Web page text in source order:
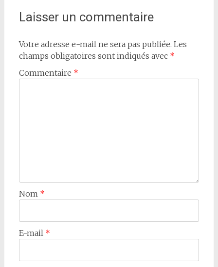
Laisser un commentaire
Votre adresse e-mail ne sera pas publiée. Les
champs obligatoires sont indiqués avec *
Commentaire *
Nom *
E-mail *